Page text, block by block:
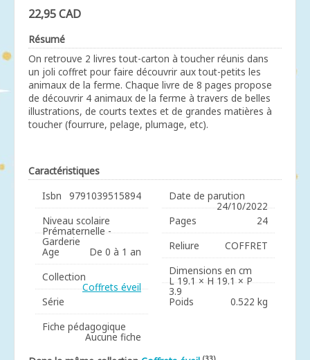
22,95 CAD
Résumé
On retrouve 2 livres tout-carton à toucher réunis dans
un joli coffret pour faire découvrir aux tout-petits les
animaux de la ferme. Chaque livre de 8 pages propose
de découvrir 4 animaux de la ferme à travers de belles
illustrations, de courts textes et de grandes matières à
toucher (fourrure, pelage, plumage, etc).
Caractéristiques
Isbn
9791039515894
Niveau scolaire
Prématernelle -
Garderie
Age
De 0 à 1 an
Collection
Coffrets éveil
Série
Fiche pédagogique
Aucune fiche
Date de parution
24/10/2022
Pages
24
Reliure
COFFRET
Dimensions en cm
L 19.1 × H 19.1 × P
3.9
Poids 0.522 kg